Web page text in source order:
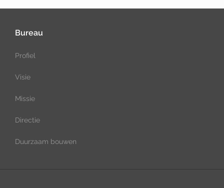
Bureau
Profiel
Visie
Missie
Directie
Duurzaam bouwen